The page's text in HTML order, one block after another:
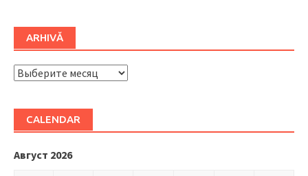
ARHIVĂ
ARHIVĂ
CALENDAR
Август 2026